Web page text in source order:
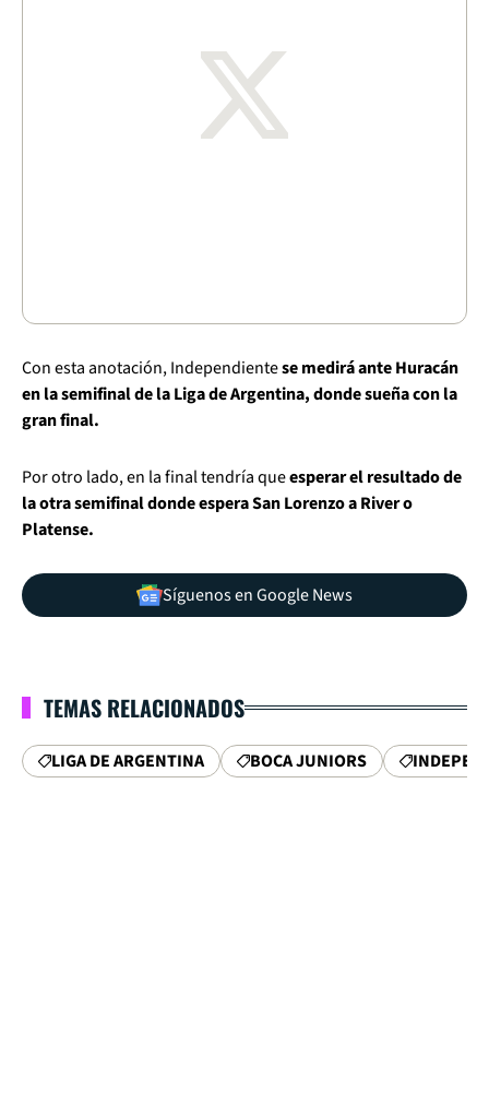
Con esta anotación, Independientese medirá ante Huracán
en la semifinal de la Liga de Argentina, donde sueña con la
gran final.
Por otro lado, en la final tendría queesperar el resultado de
la otra semifinal donde espera San Lorenzo a River o
Platense.
Síguenos en Google News
TEMAS RELACIONADOS
LIGA DE ARGENTINA BOCA JUNIORS